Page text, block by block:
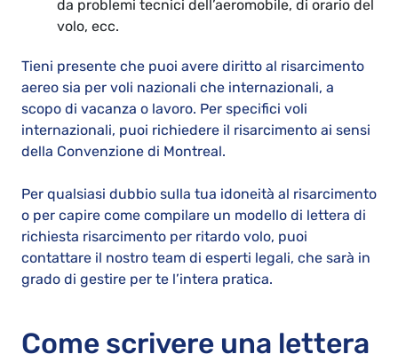
da problemi tecnici dell’aeromobile, di orario del
volo, ecc.
Tieni presente che puoi avere diritto al risarcimento
aereo sia per voli nazionali che internazionali, a
scopo di vacanza o lavoro. Per specifici voli
internazionali, puoi richiedere il risarcimento ai sensi
della Convenzione di Montreal.
Per qualsiasi dubbio sulla tua idoneità al risarcimento
o per capire come compilare un modello di lettera di
richiesta risarcimento per ritardo volo, puoi
contattare il nostro team di esperti legali, che sarà in
grado di gestire per te l’intera pratica.
Come scrivere una lettera